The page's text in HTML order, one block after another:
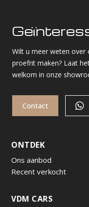
Wilt u meer weten
proefrit maken? Laat
welkom in onze
Contact
ONTDEK
Ons aanbod
Recent verkocht
VDM CARS